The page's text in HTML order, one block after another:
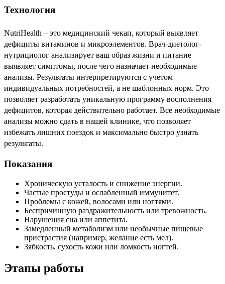
Технология
NutriHealth – это медицинский чекап, который выявляет
дефициты витаминов и микроэлементов. Врач-диетолог-
нутрициолог анализирует ваш образ жизни и питание
выявляет симптомы, после чего назначает необходимые
анализы. Результаты интерпретируются с учетом
индивидуальных потребностей, а не шаблонных норм. Это
позволяет разработать уникальную программу восполнения
дефицитов, которая действительно работает. Все необходимые
анализы можно сдать в нашей клинике, что позволяет
избежать лишних поездок и максимально быстро узнать
результаты.
Показания
Хроническую усталость и снижение энергии.
Частые простуды и ослабленный иммунитет.
Проблемы с кожей, волосами или ногтями.
Беспричинную раздражительность или тревожность.
Нарушения сна или аппетита.
Замедленный метаболизм или необычные пищевые
пристрастия (например, желание есть мел).
Зябкость, сухость кожи или ломкость ногтей.
Этапы работы